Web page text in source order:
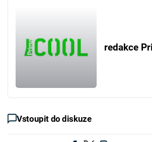
redakce
Vstoupit do diskuze